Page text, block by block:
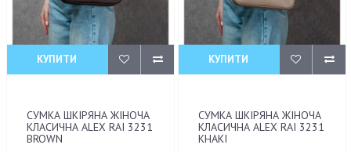
КУПИТИ
СУМКА ШКІРЯНА ЖІНОЧА
КЛАСИЧНА ALEX RAI 3231
BROWN
КУПИТИ
СУМКА ШКІРЯНА ЖІНОЧА
КЛАСИЧНА ALEX RAI 3231
KHAKI